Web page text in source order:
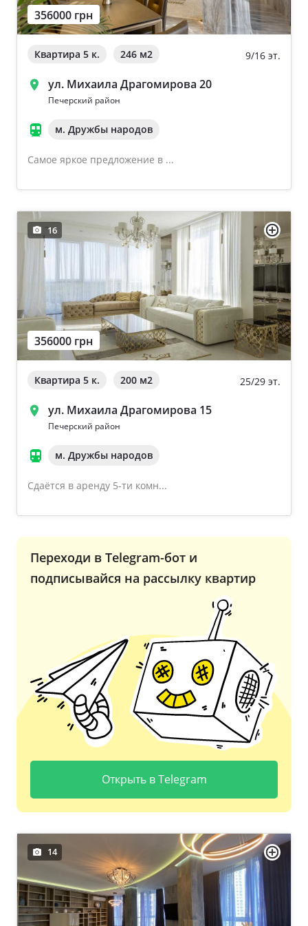
Ворзель
Борисполь
Буча
Дом 2000-2009 года
Новострой
Частный дом
Общая площадь квартиры
От 40
От 80
От 100
356000 грн
Квартира 5 к. 246 м2 9/16 эт.
ул. Михаила Драгомирова 20
Печерский район
м. Дружбы народов
Самое яркое предложение в ...
16
356000 грн
Квартира 5 к. 200 м2 25/29 эт.
ул. Михаила Драгомирова 15
Печерский район
м. Дружбы народов
Сдаётся в аренду 5-ти комн...
14
Переходи в Telegram-бот и
подписывайся на рассылку квартир
Открыть в Telegram